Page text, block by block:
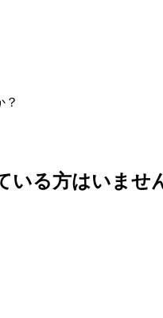
？
いる方はいませ